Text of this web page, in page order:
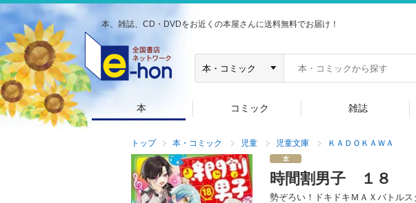
本、雑誌、CD・DVDをお近くの本屋さんに送料無料でお届け！
本 コミック 雑誌
トップ 本・コミック 児童 児童文庫 ＫＡＤＯＫＡＷＡ
時間割男子 １８
勢ぞろい！ドキドキＭＡＸバトルス